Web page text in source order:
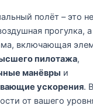
полёт – это не
прогулка,
включающая
пилотажа,
манёвры и
ускорения. В
от вашего